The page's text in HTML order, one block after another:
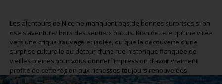
Les alentours de Nice ne manquent pas de bonnes surprises si on
ose s’aventurer hors des sentiers battus. Rien de telle qu’une virée
vers une crique sauvage et isolée, ou que la découverte d’une
surprise culturelle au détour d’une rue historique flanquée de
vieilles pierres pour vous donner l’impression d’avoir vraiment
profité de cette région aux richesses toujours renouvelées.